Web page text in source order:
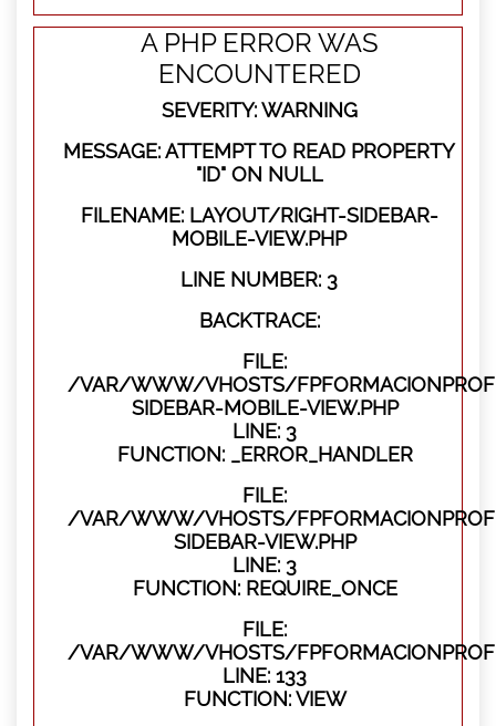
A PHP ERROR WAS
ENCOUNTERED
SEVERITY: WARNING
MESSAGE: ATTEMPT TO READ PROPERTY
"ID" ON NULL
FILENAME: LAYOUT/RIGHT-SIDEBAR-
MOBILE-VIEW.PHP
LINE NUMBER: 3
BACKTRACE:
FILE:
/VAR/WWW/VHOSTS/
SIDEBAR-MOBILE-VIEW.PHP
LINE: 3
FUNCTION: _ERROR_HANDLER
FILE:
/VAR/WWW/VHOSTS/
SIDEBAR-VIEW.PHP
LINE: 3
FUNCTION: REQUIRE_ONCE
FILE:
/VAR/WWW/VHOSTS/
LINE: 133
FUNCTION: VIEW